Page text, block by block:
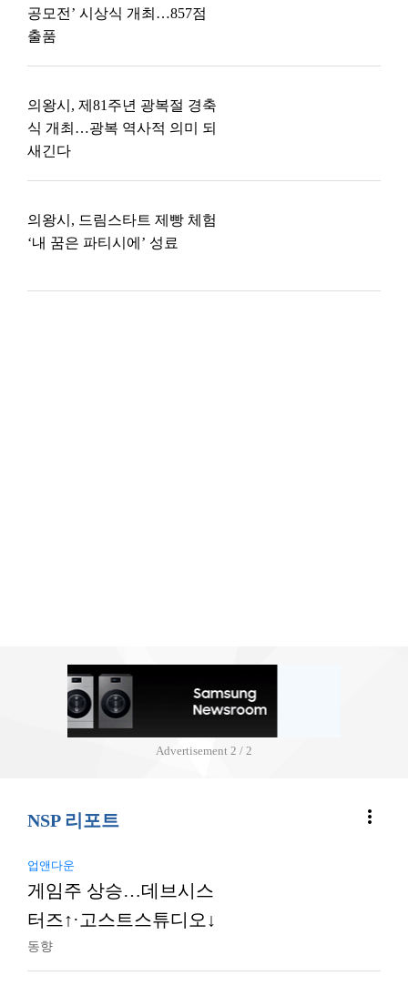
공모전’ 시상식 개최…857점
출품
의왕시, 제81주년 광복절 경축
식 개최…광복 역사적 의미 되
새긴다
의왕시, 드림스타트 제빵 체험
‘내 꿈은 파티시에’ 성료
Advertisement 2 / 2
NSP 리포트 more_vert
업앤다운
게임주 상승…데브시스
터즈↑·고스트스튜디오↓
동향